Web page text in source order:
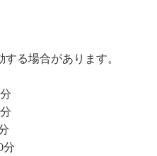
る場合があります。
分